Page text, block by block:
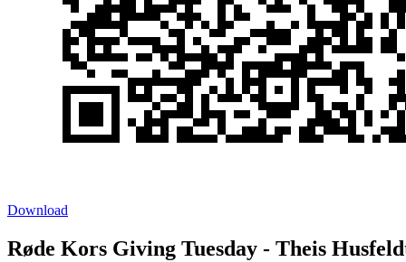
Download
Røde Kors Giving Tuesday - Theis